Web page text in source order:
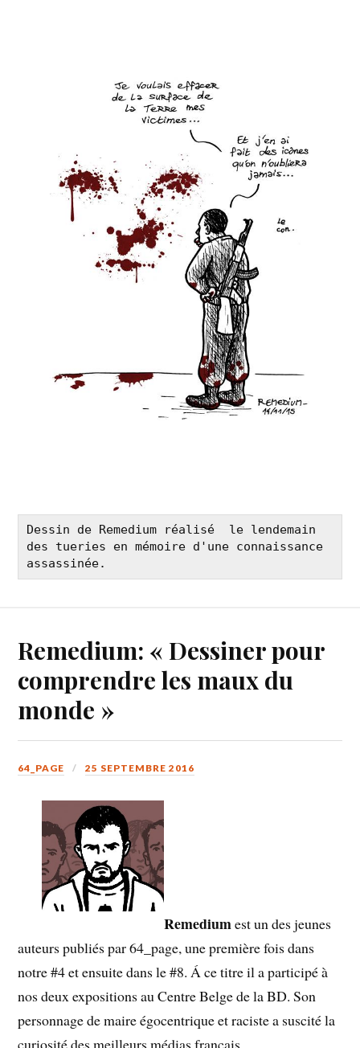
Dessin de Remedium réalisé  le lendemain
des tueries en mémoire d'une connaissance
assassinée.
Remedium: « Dessiner pour
comprendre les maux du
monde »
64_PAGE 25 SEPTEMBRE 2016
Remediumest un des jeunes
auteurs publiés par 64_page, une première fois dans
notre #4 et ensuite dans le #8. Á ce titre il a participé à
nos deux expositions au Centre Belge de la BD. Son
personnage de maire égocentrique et raciste a suscité la
curiosité des meilleurs médias français.